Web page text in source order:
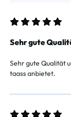
Sehr gute
Sehr gute Qualität
taass anbietet.